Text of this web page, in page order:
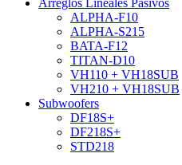
ALPHA-F10
ALPHA-S215
BATA-F12
TITAN-D10
VH110 + VH18SUB
VH210 + VH18SUB
Subwoofers
DF18S+
DF218S+
STD218